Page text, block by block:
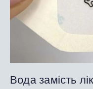
Вода замість